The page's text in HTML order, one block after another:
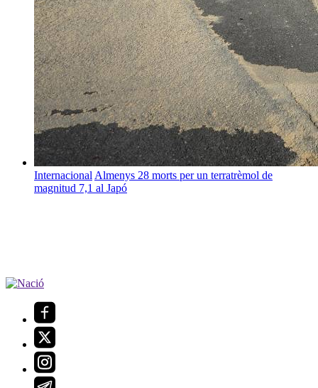
Internacional Almenys 28 morts per un terratrèmol de
magnitud 7,1 al Japó